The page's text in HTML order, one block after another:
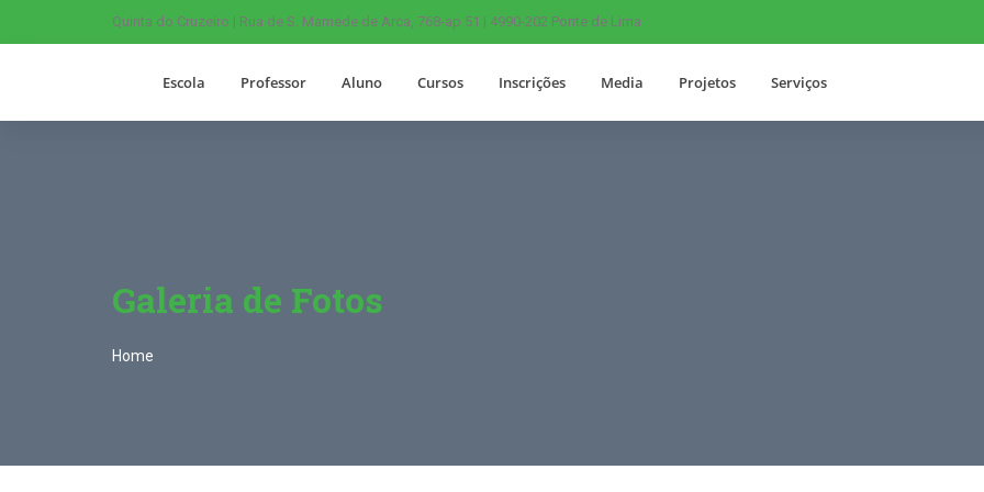
Quinta do Cruzeiro | Rua de S. Mamede de Arca, 768-ap 51 | 4990-202 Ponte de Lima
Escola Professor Aluno Cursos Inscrições Media Projetos Serviços
Galeria de Fotos
Home